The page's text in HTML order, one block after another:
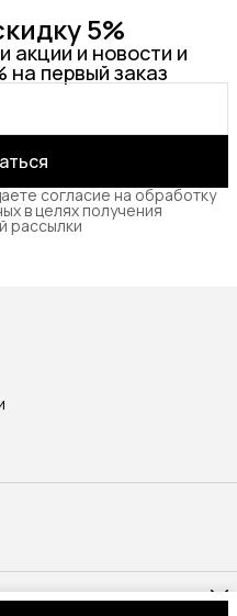
5%
акции и новости и
на первый заказ
согласие на обработку
в целях получения
рассылки